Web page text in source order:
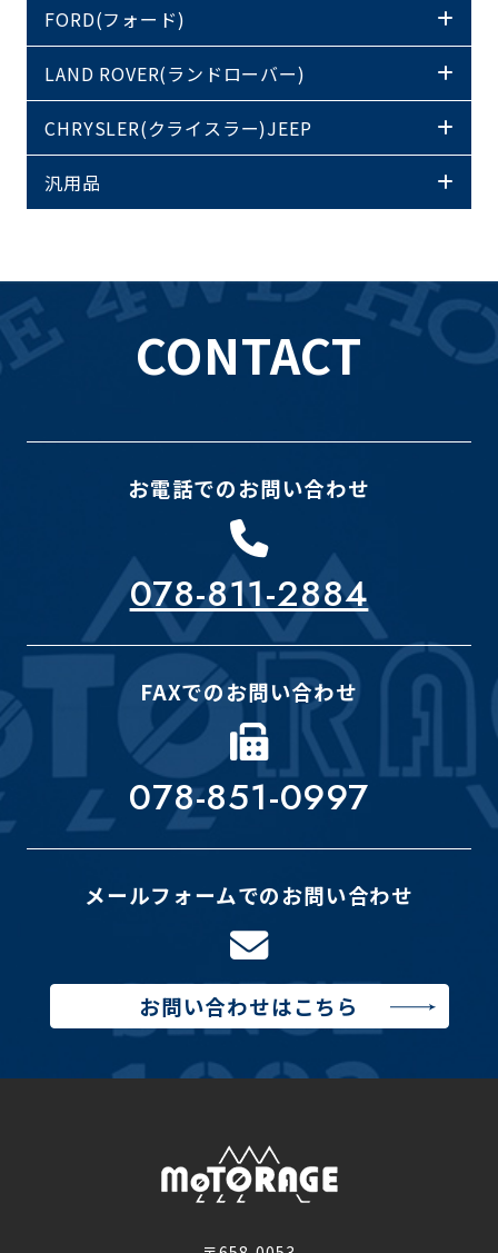
FORD(フォード)
LAND ROVER(ランドローバー)
CHRYSLER(クライスラー)JEEP
汎用品
CONTACT
お電話でのお問い合わせ
078-811-2884
FAXでのお問い合わせ
078-851-0997
メールフォームでのお問い合わせ
お問い合わせはこちら